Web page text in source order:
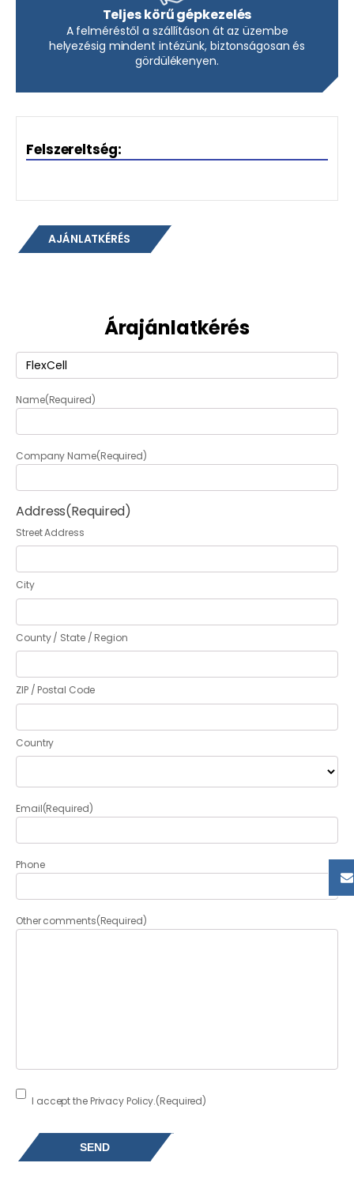
Teljes körű gépkezelés
A felméréstől a szállításon át az üzembe
helyezésig mindent intézünk, biztonságosan és
gördülékenyen.
Felszereltség:
AJÁNLATKÉRÉS
Árajánlatkérés
Termék(Required)
Name(Required)
Company Name(Required)
Address(Required)
Street Address
City
County / State / Region
ZIP / Postal Code
Country
Email(Required)
Phone
Other comments(Required)
Consent (Required)
I accept the Privacy Policy.(Required)